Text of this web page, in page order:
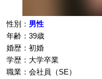
性別： 男性
年齢：39歳
婚歴：初婚
学歴：大学卒業
職業：会社員（SE）